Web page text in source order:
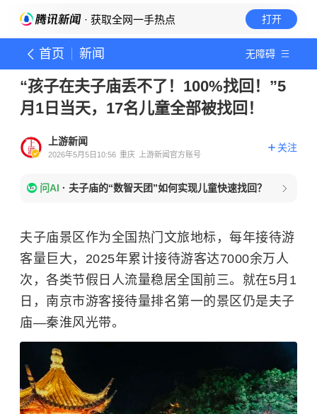
· 获取全网一手热点 打开
首页 新闻 无障碍
“孩子在夫子庙丢不了！100%找回！”5
月1日当天，17名儿童全部被找回！
上游新闻
2026年5月5日10:56 重庆 上游新闻官方账号
关注
问AI · 夫子庙的“数智天团”如何实现儿童快速找回？
夫子庙景区作为全国热门文旅地标，每年接待游
客量巨大，2025年累计接待游客达7000余万人
次，各类节假日人流量稳居全国前三。就在5月1
日，南京市游客接待量排名第一的景区仍是夫子
庙—秦淮风光带。